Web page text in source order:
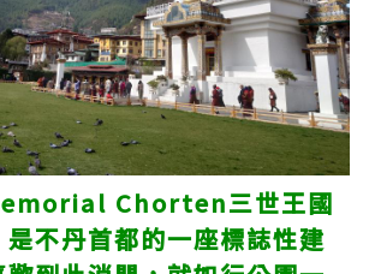
Chorten三世王國
不丹首都的一座標誌性建